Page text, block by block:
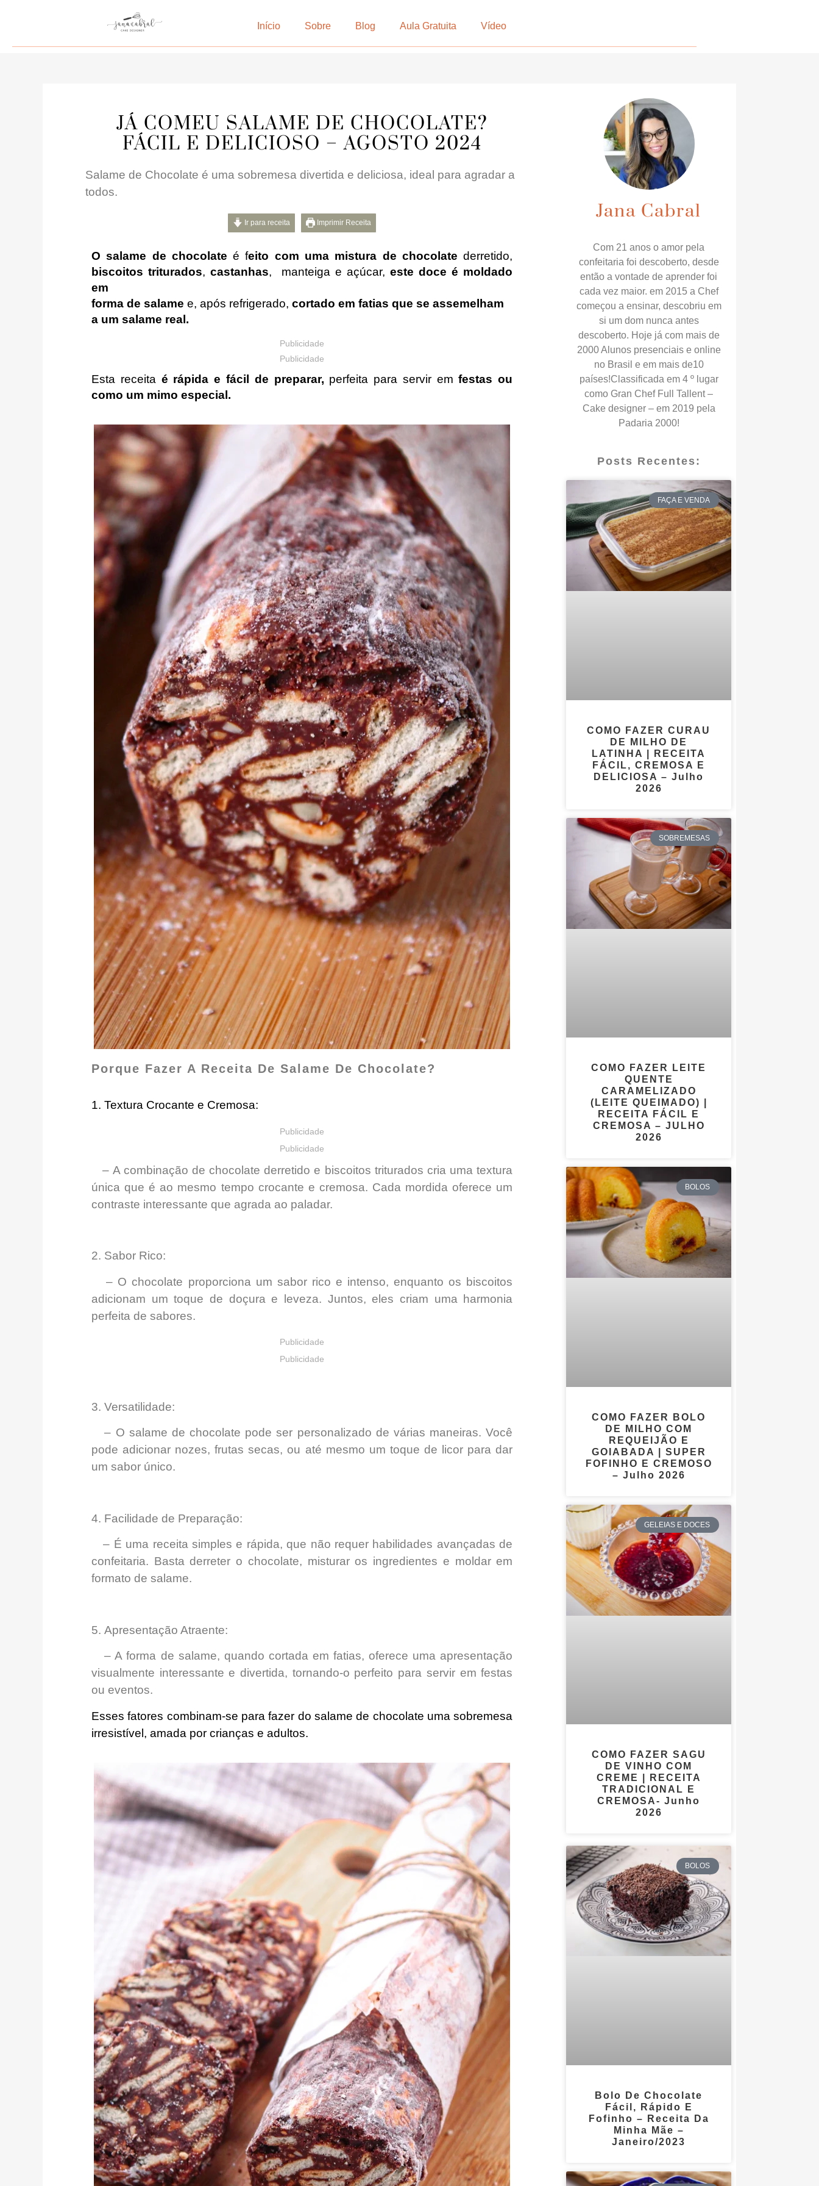
Início Sobre Blog Aula Gratuita Vídeo
JÁ COMEU SALAME DE CHOCOLATE?
FÁCIL E DELICIOSO – AGOSTO 2024
Salame de Chocolate é uma sobremesa divertida e deliciosa, ideal para agradar a
todos.
Ir para receita Imprimir Receita
O salame de chocolate é feito com uma mistura de chocolate derretido,
biscoitos triturados,castanhas, manteiga e açúcar,este doce é moldado
em
forma de salame e, após refrigerado, cortado em fatias que se assemelham
a um salame real.
Publicidade
Publicidade
Esta receita é rápida e fácil de preparar, perfeita para servir em festas ou
como um mimo especial.
Porque Fazer A Receita De Salame De Chocolate?
1. Textura Crocante e Cremosa:
Publicidade
Publicidade
– A combinação de chocolate derretido e biscoitos triturados cria uma textura
única que é ao mesmo tempo crocante e cremosa. Cada mordida oferece um
contraste interessante que agrada ao paladar.
2. Sabor Rico:
– O chocolate proporciona um sabor rico e intenso, enquanto os biscoitos
adicionam umtoque de doçura e leveza. Juntos, eles criam uma harmonia
perfeita de sabores.
Publicidade
Publicidade
3. Versatilidade:
– O salame de chocolate pode ser personalizado de várias maneiras. Você
pode adicionar nozes, frutas secas, ou até mesmo um toque de licor para dar
um sabor único.
4. Facilidade de Preparação:
– É uma receita simples e rápida, que não requer habilidades avançadas de
confeitaria. Basta derreter o chocolate, misturar os ingredientes e moldar em
formato de salame.
5. Apresentação Atraente:
– A forma de salame, quando cortada em fatias, oferece uma apresentação
visualmente interessante e divertida, tornando-o perfeito para servir em festas
ou eventos.
Esses fatores combinam-se para fazer do salame de chocolate uma sobremesa
irresistível, amada por crianças e adultos.
Jana Cabral
Com 21 anos o amor pela
confeitaria foi descoberto, desde
então a vontade de aprender foi
cada vez maior. em 2015 a Chef
começou a ensinar, descobriu em
si um dom nunca antes
descoberto. Hoje já com mais de
2000 Alunos presenciais e online
no Brasil e em mais de10
países!Classificada em 4 º lugar
como Gran Chef Full Tallent –
Cake designer – em 2019 pela
Padaria 2000!
Posts Recentes:
FAÇA E VENDA
COMO FAZER CURAU
DE MILHO DE
LATINHA | RECEITA
FÁCIL, CREMOSA E
DELICIOSA – Julho
2026
SOBREMESAS
COMO FAZER LEITE
QUENTE
CARAMELIZADO
(LEITE QUEIMADO) |
RECEITA FÁCIL E
CREMOSA – JULHO
2026
BOLOS
COMO FAZER BOLO
DE MILHO COM
REQUEIJÃO E
GOIABADA | SUPER
FOFINHO E CREMOSO
– Julho 2026
GELEIAS E DOCES
COMO FAZER SAGU
DE VINHO COM
CREME | RECEITA
TRADICIONAL E
CREMOSA- Junho
2026
BOLOS
Bolo De Chocolate
Fácil, Rápido E
Fofinho – Receita Da
Minha Mãe –
Janeiro/2023